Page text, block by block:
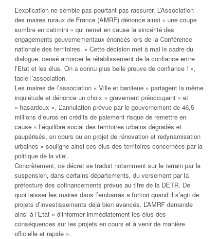
L’explication ne semble pas pourtant pas rassurer. L’Association
des maires ruraux de France (AMRF) dénonce ainsi « une coupe
sombre en catimini » qui remet en cause la sincérité des
engagements gouvernementaux énoncés lors de la Conférence
nationale des territoires. « Cette décision met à mal le cadre du
dialogue, censé amorcer le rétablissement de la confiance entre
l’Etat et les élus. On a connu plus belle preuve de confiance ! »,
tacle l’association.
Les maires de l’association « Ville et banlieue » partagent la même
inquiétude et dénonce un choix « gravement préoccupant » et
« hasardeux ». L’annulation prévue par le gouvernement de 46,5
millions d’euros en crédits de paiement risque de remettre en
cause « l’équilibre social des territoires urbains dégradés et
paupérisés, en cours ou en projet de rénovation et redynamisation
urbaines » souligne ainsi ces élus des territoires concernées par la
politique de la vilel.
Concrètement, ce décret se traduit notamment sur le terrain par la
suspension, dans certains départements, du versement par la
préfecture des cofinancements prévus au titre de la DETR. De
quoi laisser les maires dans l’embarras a fortiori quand il s’agit de
projets d’investissements déjà bien avancés. L’AMRF demande
ainsi à l’Etat « d’informer immédiatement les élus des
conséquences sur les projets en cours et à venir de manière
officielle et rapide ».